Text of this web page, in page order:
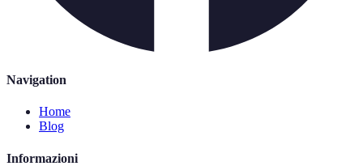
Navigation
Home
Blog
Informazioni